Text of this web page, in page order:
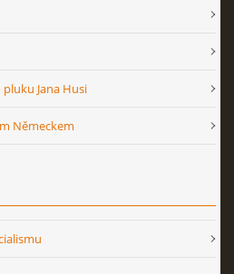
Jana Husi
Německem